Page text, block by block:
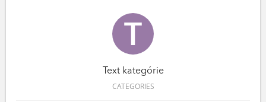
Text kategórie
CATEGORIES